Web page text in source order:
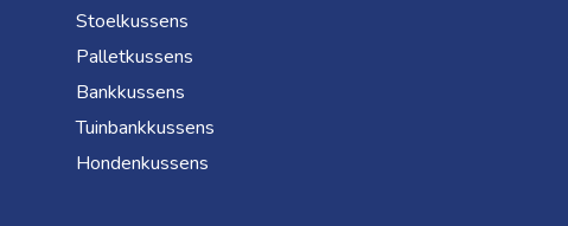
Stoelkussens
Palletkussens
Bankkussens
Tuinbankkussens
Hondenkussens